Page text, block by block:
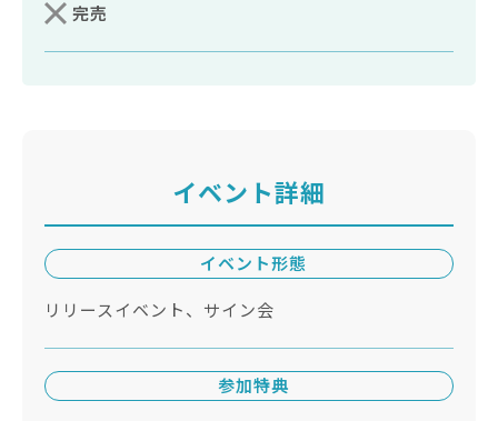
完売
イベント詳細
イベント形態
リリースイベント、サイン会
参加特典